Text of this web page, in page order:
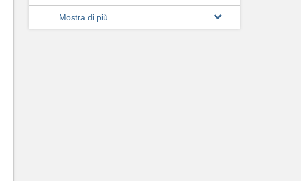
Mostra di più